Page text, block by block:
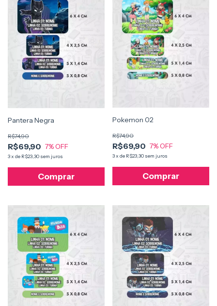
Pantera Negra
R$69,90
R$74,90
7% OFF
3x de R$23,30 sem juros
Comprar
Pokemon 02
R$69,90
R$74,90
7% OFF
3x de R$23,30 sem juros
Comprar